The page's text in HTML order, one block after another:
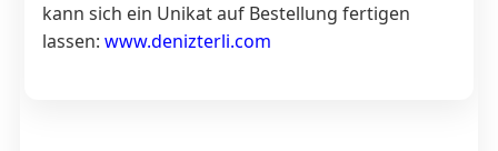
kann sich ein Unikat auf Bestellung fertigen
lassen: www.denizterli.com